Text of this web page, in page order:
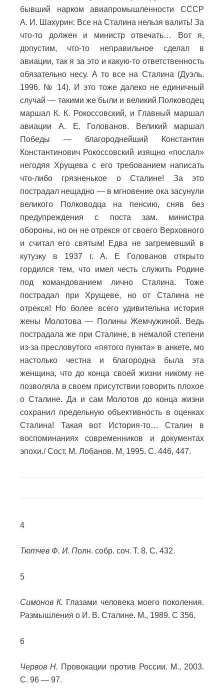
бывший нарком авиапромышленности СССР
А. И. Шахурин: Все на Сталина нельзя валить! За
что-то должен и министр отвечать… Вот я,
допустим, что-то неправильное сделал в
авиации, так я за это и какую-то ответственность
обязательно несу. А то все на Сталина (Дуэль.
1996. № 14). И это тоже далеко не единичный
случай — такими же были и великий Полководец
маршал К. К. Рокоссовский, и Главный маршал
авиации А. Е. Голованов. Великий маршал
Победы — благороднейший Константин
Константинович Рокоссовский изящно «послал»
негодяя Хрущева с его требованием написать
что-либо грязненькое о Сталине! За это
пострадал нещадно — в мгновение ока засунули
великого Полководца на пенсию, сняв без
предупреждения с поста зам. министра
обороны, но он не отрекся от своего Верховного
и считал его святым! Едва не загремевший в
кутузку в 1937 г. А. Е Голованов открыто
гордился тем, что имел честь служить Родине
под командованием лично Сталина. Тоже
пострадал при Хрущеве, но от Сталина не
отрекся! Но более всего удивительна история
жены Молотова — Полины Жемчужиной. Ведь
пострадала же при Сталине, в немалой степени
из-за пресловутого «пятого пункта» в анкете, мо
настолько честна и благородна была эта
женщина, что до конца своей жизни никому не
позволяла в своем присутствии говорить плохое
о Сталине. Да и сам Молотов до конца жизни
сохранил предельную объективность в оценках
Сталина! Такая вот История-то… Сталин в
воспоминаниях современников и документах
эпохи./ Сост. М. Лобанов. М, 1995. С. 446, 447.
4
Тютчев Ф. И. Полн. собр. соч. Т. 8. С. 432.
5
Симонов К. Глазами человека моего поколения.
Размышления о И. В. Сталине. М., 1989. С 356.
6
Червов Н. Провокации против России. М., 2003.
С. 96 — 97.